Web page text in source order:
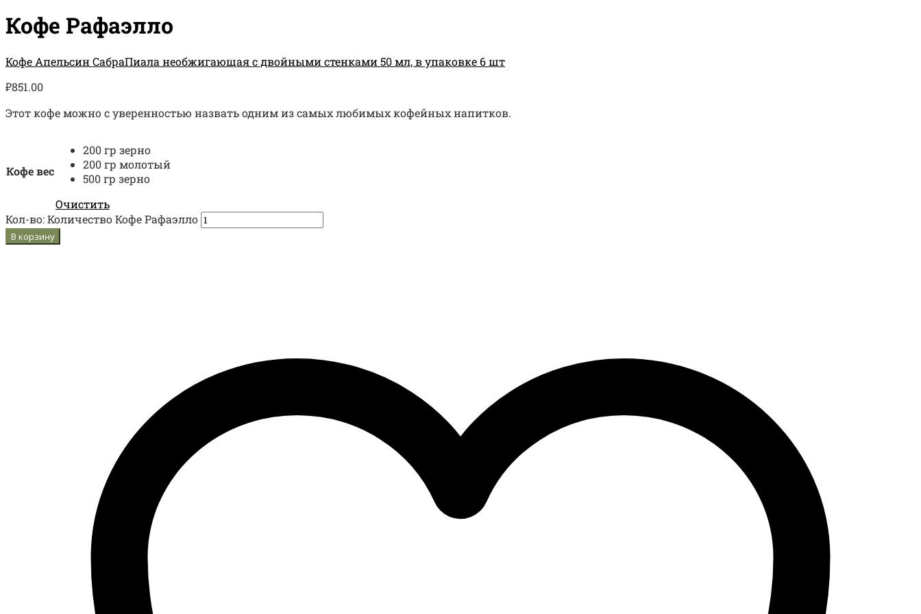
Кофе Рафаэлло
Кофе Апельсин СабраПиала необжигающая с двойными стенками 50 мл, в упаковке 6 шт
₽851.00
Этот кофе можно с уверенностью назвать одним из самых любимых кофейных напитков.
Кофе вес
200 гр зерно
200 гр молотый
500 гр зерно
Очистить
Кол-во:Количество Кофе Рафаэлло
В корзину